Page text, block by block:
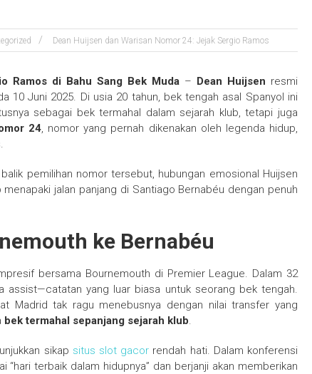
Dean Huijsen dan Warisan Nomor 24: Jejak Sergio Ramos
Ramos di Bahu Sang Bek Muda– Dean Huijsen resmi
10 Juni 2025. Di usia 20 tahun, bek tengah asal Spanyol ini
sebagai bek termahal dalam sejarah klub, tetapi juga
24, nomor yang pernah dikenakan oleh legenda hidup,
pemilihan nomor tersebut, hubungan emosional Huijsen
jalan panjang di Santiago Bernabéu dengan penuh
ke Bernabéu
bersama Bournemouth di Premier League. Dalam 32
assist—catatan yang luar biasa untuk seorang bek tengah.
Madrid tak ragu menebusnya dengan nilai transfer yang
bek termahal sepanjang sejarah klub.
sikap situs slot gacor rendah hati. Dalam konferensi
terbaik dalam hidupnya” dan berjanji akan memberikan